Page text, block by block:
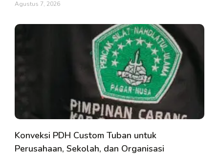
Agustus 7, 2026
Konveksi PDH Custom Tuban untuk
Perusahaan, Sekolah, dan Organisasi